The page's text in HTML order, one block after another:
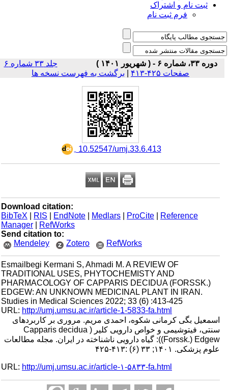
ثبت نام و اشتراک
فرم ثبت نام
دوره ۳۳، شماره ۶ - ( شهریور ۱۴۰۱ )
جلد ۳۳ شماره ۶
صفحات ۴۲۵-۴۱۳
| برگشت به فهرست نسخه ها
‎ 10.52547/umj.33.6.413
Download citation:
BibTeX
| RIS |EndNote |Medlars |ProCite |Reference
Manager
|RefWorks
Send citation to:
Mendeley
Zotero RefWorks
Esmailbegi Kermani S, Ahmadi M. A REVIEW OF
TRADITIONAL USES, PHYTOCHEMISTY AND
PHARMACOLOGY OF CAPPARIS DECIDUA (FORSSK.)
EDGEW: AN UNKNOWN MEDICINAL PLANT IN IRAN.
Studies in Medical Sciences 2022; 33 (6) :413-425
URL:http://umj.umsu.ac.ir/article-1-5833-fa.html
اسمعیل بگی کرمانی شکوه، احمدی مریم. مروری بر کاربردهای
سنتی، فیتوشیمی و خواص دارویی کلیر ( Capparis decidua
(Forssk.) Edgew): گیاه دارویی ناشناخته در ایران. مجله مطالعات
علوم پزشکی. ۱۴۰۱; ۳۳ (۶) :۴۱۳-۴۲۵
URL:http://umj.umsu.ac.ir/article-۱-۵۸۳۳-fa.html